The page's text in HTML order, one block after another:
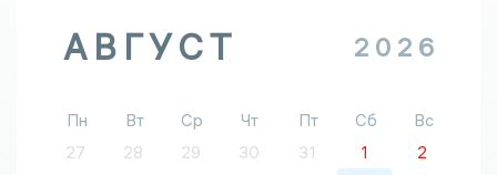
АВГУСТ 2026
Пн Вт Ср Чт Пт Сб
Вс
27
28 29 30 31 1
2